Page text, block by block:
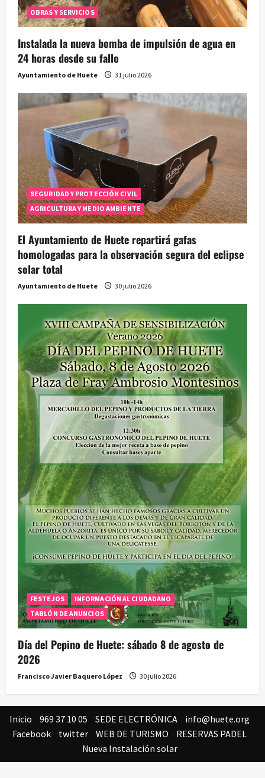
OBRAS Y SERVICIOS
Instalada la nueva bomba de impulsión de agua en
24 horas desde su fallo
Ayuntamiento de Huete 31 julio 2026
SEGURIDAD Y PROTECCIÓN CIVIL
AGRICULTURA Y MEDIO AMBIENTE
El Ayuntamiento de Huete repartirá gafas
homologadas para la observación segura del eclipse
solar total
Ayuntamiento de Huete 30 julio 2026
FESTEJOS
INFORMACIÓN AL CIUDADANO
TABLÓN DE ANUNCIOS
Día del Pepino de Huete: sábado 8 de agosto de
2026
Francisco Javier Baquero López 30 julio 2026
Inicio 969 37 10 05 SEDE ELECTRÓNICA
info@huete.org
Facebook
twitter WEB DE TURISMO
RESERVAS PADEL
Nueva Instalación solar